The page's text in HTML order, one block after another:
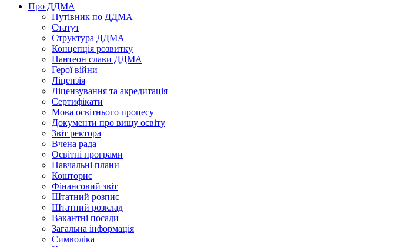
Про ДДМА
Путівник по ДДМА
Статут
Структура ДДМА
Концепція розвитку
Пантеон слави ДДМА
Герої війни
Ліцензія
Ліцензування та акредитація
Сертифікати
Мова освітнього процесу
Документи про вищу освіту
Звіт ректора
Вчена рада
Освітні програми
Навчальні плани
Кошторис
Фінансовий звіт
Штатний розпис
Штатний розклад
Вакантні посади
Загальна інформація
Символіка